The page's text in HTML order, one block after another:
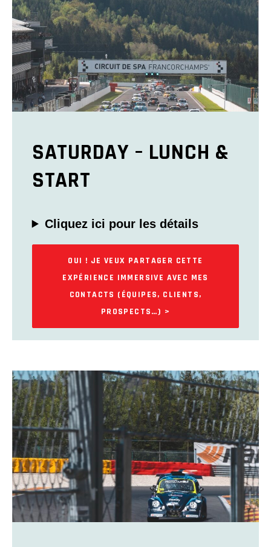
SATURDAY – LUNCH &
START
Cliquez ici pour les détails
OUI ! JE VEUX PARTAGER CETTE
EXPÉRIENCE IMMERSIVE AVEC MES
CONTACTS (ÉQUIPES, CLIENTS,
PROSPECTS…) >